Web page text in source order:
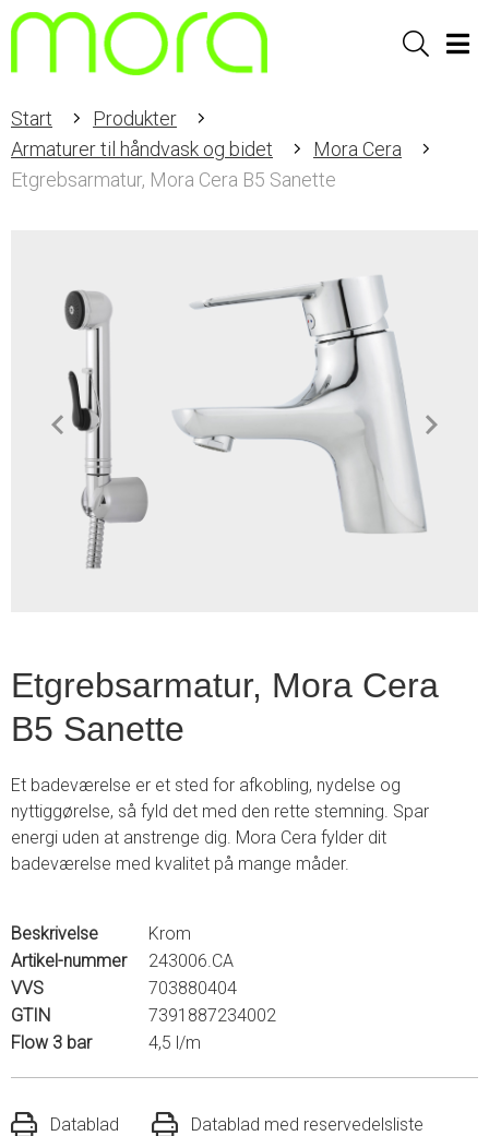
Sök
Start
Produkter
Armaturer til håndvask og bidet
Mora Cera
Etgrebsarmatur, Mora Cera B5 Sanette
Etgrebsarmatur, Mora Cera
B5 Sanette
Et badeværelse er et sted for afkobling, nydelse og
nyttiggørelse, så fyld det med den rette stemning. Spar
energi uden at anstrenge dig. Mora Cera fylder dit
badeværelse med kvalitet på mange måder.
Beskrivelse
Krom
Artikel-nummer
243006.CA
VVS
703880404
GTIN
7391887234002
Flow 3 bar
4,5 l/m
Datablad Datablad med reservedelsliste